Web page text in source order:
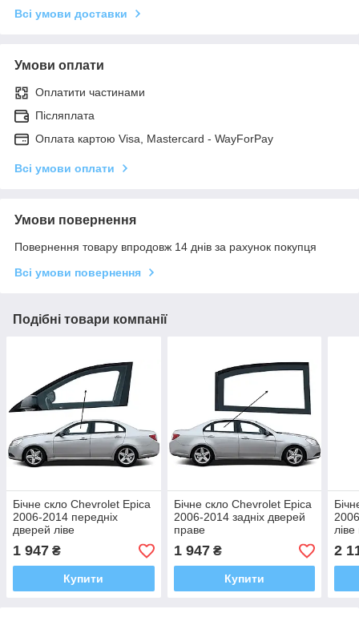
Всі умови доставки
Умови оплати
Оплатити частинами
Післяплата
Оплата картою Visa, Mastercard - WayForPay
Всі умови оплати
Умови повернення
Повернення товару впродовж 14 днів за рахунок покупця
Всі умови повернення
Подібні товари компанії
Бічне скло Chevrolet Epica
2006-2014 передніх
дверей ліве
1 947 ₴
Купити
Бічне скло Chevrolet Epica
2006-2014 задніх дверей
праве
1 947₴
Купити
2